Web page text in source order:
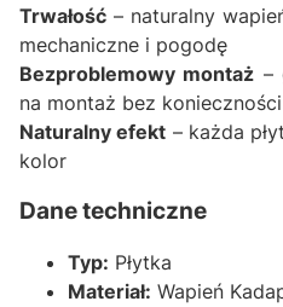
Trwałość – naturalny
mechaniczne i pogodę
Bezproblemowy montaż –
na montaż bez
Naturalny efekt – każda
kolor
Dane techniczne
Typ: Płytka
Materiał: Wapień